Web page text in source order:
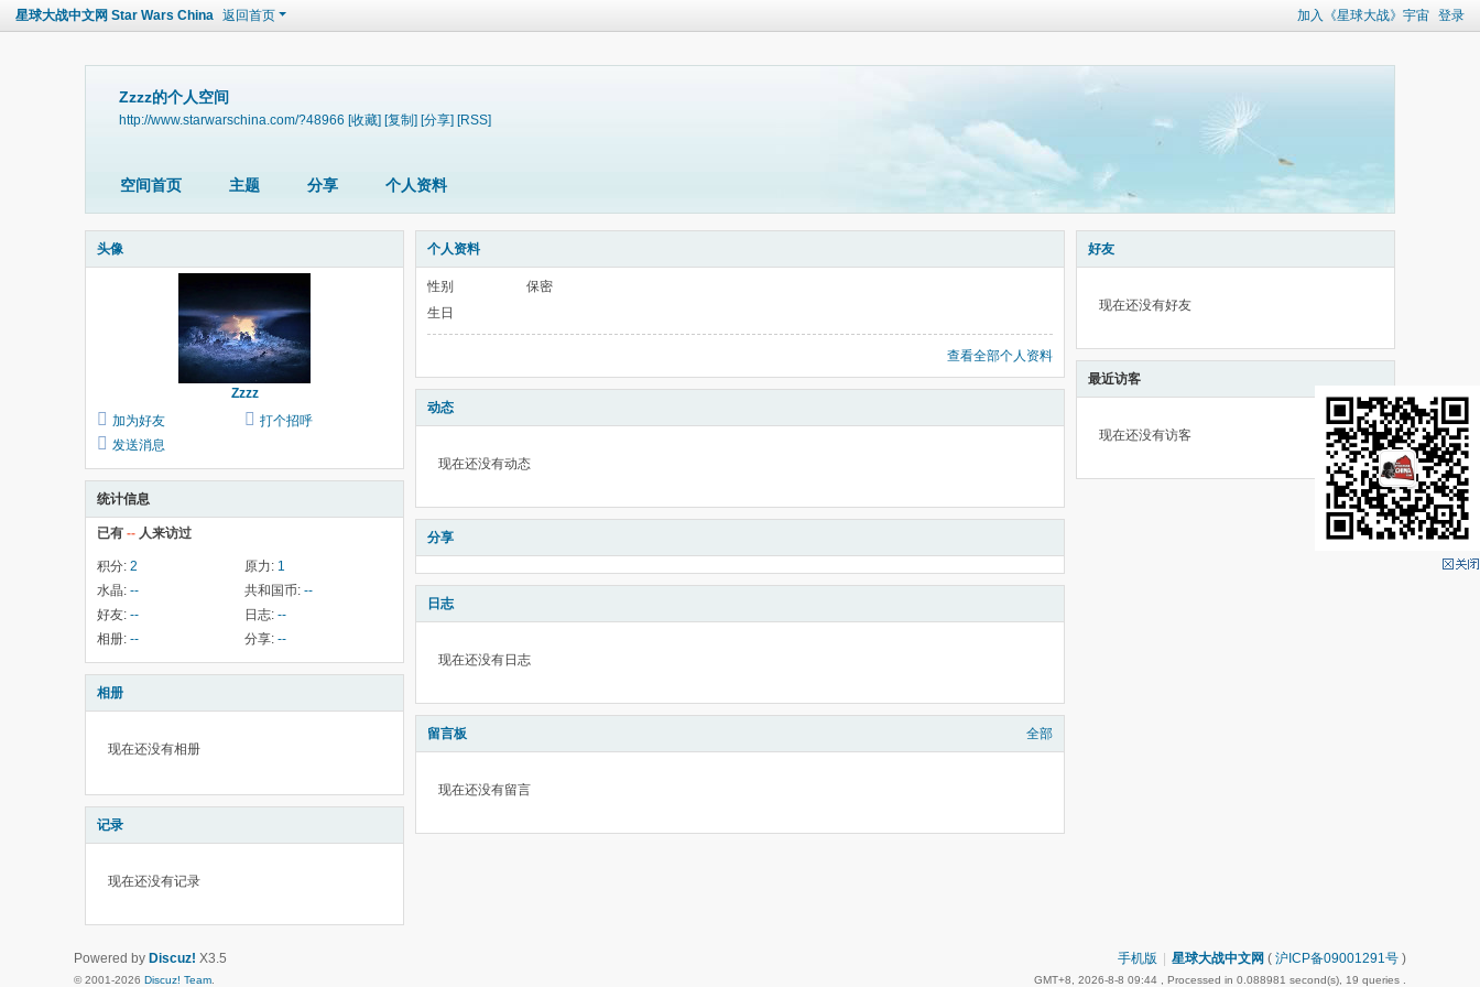
加入《星球大战》宇宙 登录
星球大战中文网 Star Wars China 返回首页
Zzzz的个人空间
http://www.starwarschina.com/?48966 [收藏] [复制] [分享] [RSS]
空间首页 主题 分享 个人资料
头像
Zzzz
加为好友
打个招呼
发送消息
统计信息
已有 -- 人来访过
积分: 2 原力: 1
水晶: -- 共和国币: --
好友: -- 日志: --
相册: -- 分享: --
相册
现在还没有相册
记录
现在还没有记录
个人资料
性别
保密
生日
查看全部个人资料
动态
现在还没有动态
分享
日志
现在还没有日志
留言板 全部
现在还没有留言
好友
现在还没有好友
最近访客
现在还没有访客
手机版 星球大战中文网 ( 沪ICP备09001291号 )
GMT+8, 2026-8-8 09:44 , Processed in 0.088981 second(s), 19 queries .
Powered by Discuz! X3.5
© 2001-2026 Discuz! Team